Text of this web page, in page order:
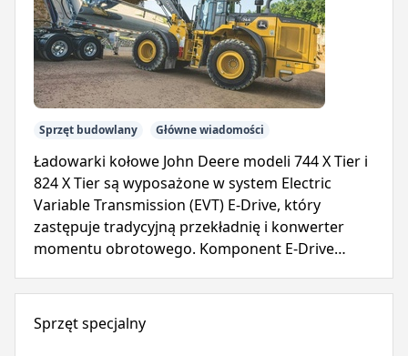
Sprzęt budowlany Główne wiadomości
Ładowarki kołowe John Deere modeli 744 X Tier i
824 X Tier są wyposażone w system Electric
Variable Transmission (EVT) E-Drive, który
zastępuje tradycyjną przekładnię i konwerter
momentu obrotowego. Komponent E-Drive
eksploatację i zmniejszając złożoność.
Sprzęt specjalny